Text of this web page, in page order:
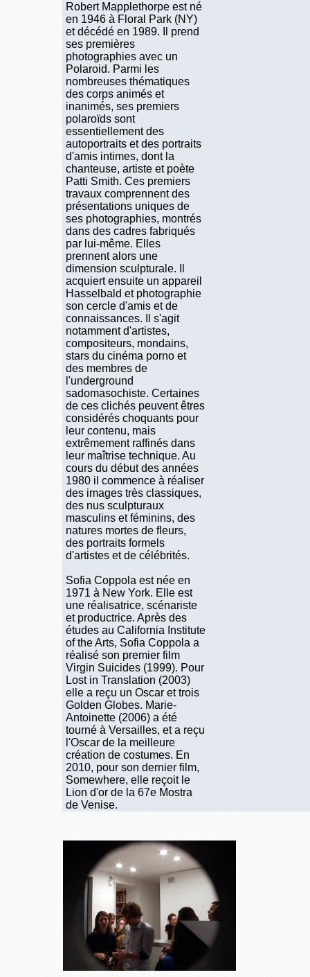
Robert Mapplethorpe est né
en 1946 à Floral Park (NY)
et décédé en 1989. Il prend
ses premières
photographies avec un
Polaroid. Parmi les
nombreuses thématiques
des corps animés et
inanimés, ses premiers
polaroïds sont
essentiellement des
autoportraits et des portraits
d'amis intimes, dont la
chanteuse, artiste et poète
Patti Smith. Ces premiers
travaux comprennent des
présentations uniques de
ses photographies, montrés
dans des cadres fabriqués
par lui-même. Elles
prennent alors une
dimension sculpturale. Il
acquiert ensuite un appareil
Hasselbald et photographie
son cercle d'amis et de
connaissances. Il s'agit
notamment d'artistes,
compositeurs, mondains,
stars du cinéma porno et
des membres de
l'underground
sadomasochiste. Certaines
de ces clichés peuvent êtres
considérés choquants pour
leur contenu, mais
extrêmement raffinés dans
leur maîtrise technique. Au
cours du début des années
1980 il commence à réaliser
des images très classiques,
des nus sculpturaux
masculins et féminins, des
natures mortes de fleurs,
des portraits formels
d'artistes et de célébrités.
Sofia Coppola est née en
1971 à New York. Elle est
une réalisatrice, scénariste
et productrice. Après des
études au California Institute
of the Arts, Sofia Coppola a
réalisé son premier film
Virgin Suicides (1999). Pour
Lost in Translation (2003)
elle a reçu un Oscar et trois
Golden Globes. Marie-
Antoinette (2006) a été
tourné à Versailles, et a reçu
l'Oscar de la meilleure
création de costumes. En
2010, pour son dernier film,
Somewhere, elle reçoit le
Lion d'or de la 67e Mostra
de Venise.